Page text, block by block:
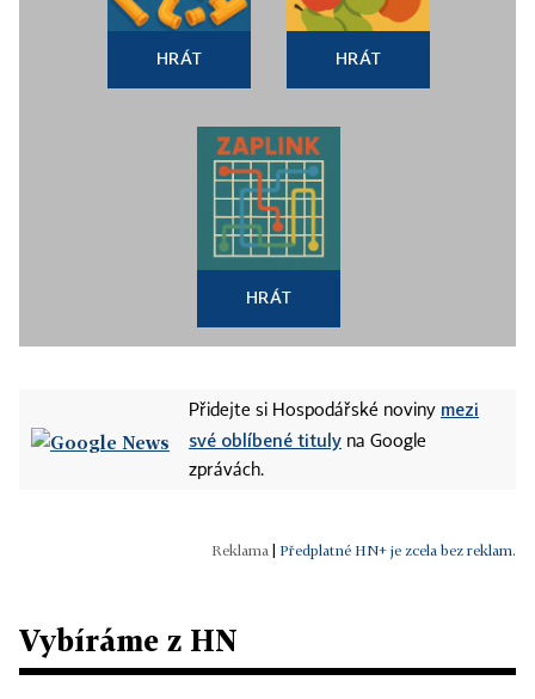
HRÁT HRÁT
HRÁT
Přidejte si Hospodářské noviny mezi
své oblíbené tituly na Google
zprávách.
Předplatné HN+ je zcela bez reklam.
Vybíráme z HN